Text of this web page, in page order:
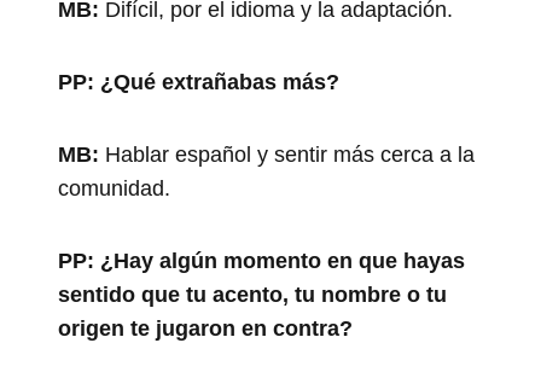
MB: Difícil, por el idioma y la adaptación.
PP: ¿Qué extrañabas más?
MB: Hablar español y sentir más cerca a la
comunidad.
PP: ¿Hay algún momento en que hayas
sentido que tu acento, tu nombre o tu
origen te jugaron en contra?